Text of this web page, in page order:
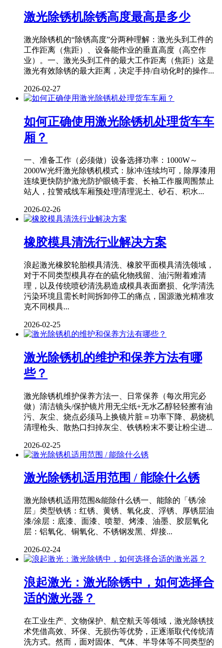
激光除锈机除锈高度最高是多少
激光除锈机的“除锈高度”分两种理解：激光头到工件的
工作距离（焦距）、设备能作业的垂直高度（高空作
业）。一、激光头到工件的最大工作距离（焦距）这是
激光有效除锈的最大距离，决定手持/自动化时的操作...
2026-02-27
如何正确使用激光除锈机处理货车车
厢？
一、准备工作（必须做）设备选择功率：1000W～
2000W光纤激光除锈机模式：脉冲/连续均可，除厚漆用
连续更快防护激光防护眼镜手套、长袖工作服周围禁止
站人，拉警戒线车厢预处理清理泥土、砂石、积水...
2026-02-26
橡胶模具清洗行业解决方案
浪起激光橡胶轮胎模具清洗、橡胶平面模具清洗领域，
对于不同类型模具存在的硫化物残留、油污附着难清
理，以及传统喷砂清洗易造成模具表面磨损、化学清洗
污染环境且需长时间拆卸停工的痛点，国源激光精准攻
克不同模具...
2026-02-25
激光除锈机的维护和保养方法有哪
些？
激光除锈机维护保养方法一、日常保养（每次用完必
做）清洁镜头/保护镜片用无尘纸+无水乙醇轻轻擦有油
污、灰尘、烧点必须马上换镜片脏＝功率下降、易烧机
清理枪头、散热口扫掉灰尘、铁锈粉末不要让粉尘进...
2026-02-25
激光除锈机适用范围 / 能除什么锈
激光除锈机适用范围&能除什么锈一、能除的「锈/涂
层」类型铁锈：红锈、黄锈、氧化皮、浮锈、厚锈层油
漆/涂层：底漆、面漆、喷塑、烤漆、油墨、胶层氧化
层：铝氧化、铜氧化、不锈钢发黑、焊接...
2026-02-24
浪起激光：激光除锈中，如何选择合
适的激光器？
在工业生产、文物保护、航空航天等领域，激光除锈技
术凭借高效、环保、无损伤等优势，正逐渐取代传统清
洗方式。然而，面对固体、气体、半导体等不同类型的